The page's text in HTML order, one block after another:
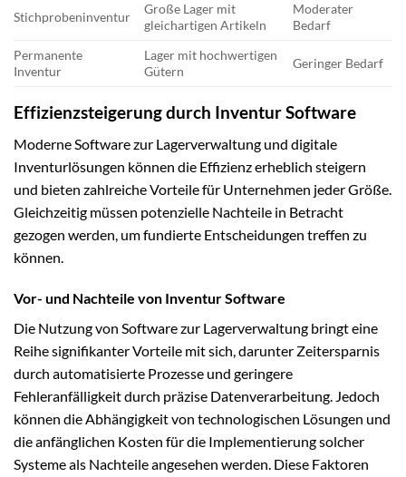
Stichprobeninventur
Große Lager mit
gleichartigen Artikeln
Moderater
Bedarf
Permanente
Inventur
Lager mit hochwertigen
Gütern
Geringer Bedarf
Effizienzsteigerung durch Inventur Software
Moderne Software zur Lagerverwaltung und digitale
Inventurlösungen können die Effizienz erheblich steigern
und bieten zahlreiche Vorteile für Unternehmen jeder Größe.
Gleichzeitig müssen potenzielle Nachteile in Betracht
gezogen werden, um fundierte Entscheidungen treffen zu
können.
Vor- und Nachteile von Inventur Software
Die Nutzung von Software zur Lagerverwaltung bringt eine
Reihe signifikanter Vorteile mit sich, darunter Zeitersparnis
durch automatisierte Prozesse und geringere
Fehleranfälligkeit durch präzise Datenverarbeitung. Jedoch
können die Abhängigkeit von technologischen Lösungen und
die anfänglichen Kosten für die Implementierung solcher
Systeme als Nachteile angesehen werden. Diese Faktoren